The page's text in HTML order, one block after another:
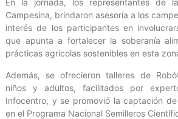
En la jornada, los representantes de
Campesina, brindaron asesoría a los
interés de los participantes en
que apunta a fortalecer la soberanía
prácticas agrícolas sostenibles en esta
Además, se ofrecieron talleres de
niños y adultos, facilitados por
Infocentro, y se promovió la captación
en el Programa Nacional Semilleros